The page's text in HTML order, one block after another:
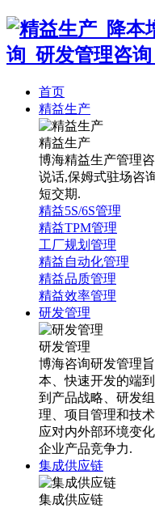
首页
精益生产
精益生产
博海精益生产管理
说话,保姆式驻场咨
短交期.
精益5S/6S管理
精益TPM管理
工厂规划管理
精益自动化管理
精益品质管理
精益效率管理
研发管理
研发管理
博海咨询研发管理
本、快速开发的端
到产品战略、研发
理、项目管理和技
应对内外部环境变
企业产品竞争力.
集成供应链
集成供应链